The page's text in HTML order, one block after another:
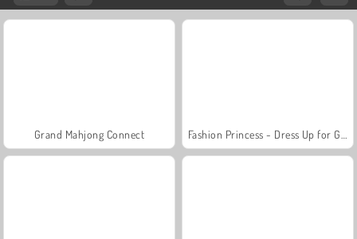
Grand Mahjong Connect